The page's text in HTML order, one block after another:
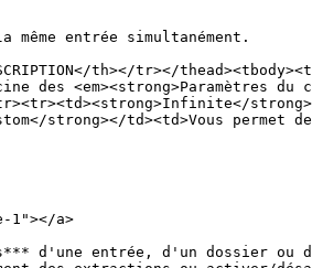
entrée simultanément.
th></tr></
des <em><strong>Paramètres
strong></td><td>Vous
1"></a>
d'une entrée, d'un dossier